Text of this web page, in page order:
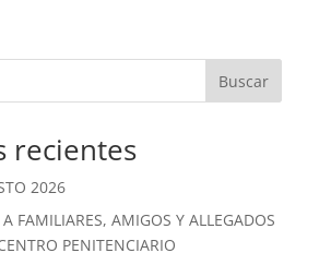
Buscar
recientes
2026
FAMILIARES, AMIGOS Y ALLEGADOS
PENITENCIARIO